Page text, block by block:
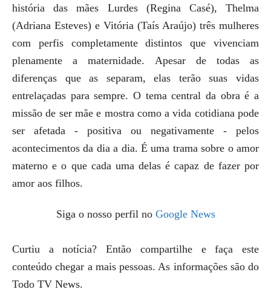
história das mães Lurdes (Regina Casé), Thelma
(Adriana Esteves) e Vitória (Taís Araújo) três mulheres
com perfis completamente distintos que vivenciam
plenamente a maternidade. Apesar de todas as
diferenças que as separam, elas terão suas vidas
entrelaçadas para sempre. O tema central da obra é a
missão de ser mãe e mostra como a vida cotidiana pode
ser afetada - positiva ou negativamente - pelos
acontecimentos da dia a dia. É uma trama sobre o amor
materno e o que cada uma delas é capaz de fazer por
amor aos filhos.
Siga o nosso perfil no Google News
Curtiu a notícia? Então compartilhe e faça este
conteúdo chegar a mais pessoas. As informações são do
Todo TV News.